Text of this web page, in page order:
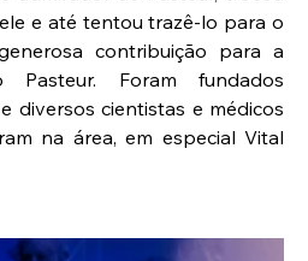
e até tentou trazê-lo para o
contribuição para a
Foram fundados
diversos cientistas e médicos
na área, em especial Vital